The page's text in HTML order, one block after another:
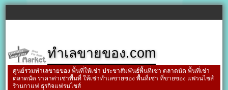
ทำเลขายของ.com
ศูนย์รวมทำเลขายของ พื้นที่ให้เช่า ประชาสัมพันธ์พื้นที่เช่า ตลาดนัด พื้นที่เช่า
ตลาดนัด ราคาค่าเช่าพื้นที่ ให้เช่าทำเลขายของ พื้นที่เช่า ที่ขายของ แฟรนไชส์
ร้านกาแฟ ธุรกิจแฟรนไชส์